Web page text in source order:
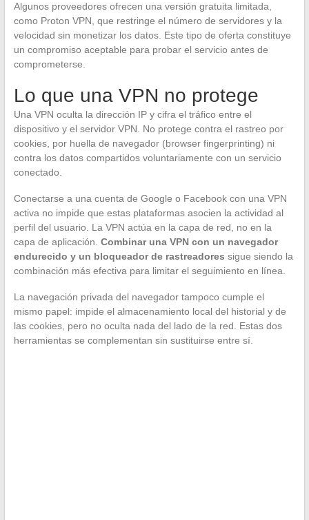
Algunos proveedores ofrecen una versión gratuita limitada,
como Proton VPN, que restringe el número de servidores y la
velocidad sin monetizar los datos. Este tipo de oferta constituye
un compromiso aceptable para probar el servicio antes de
comprometerse.
Lo que una VPN no protege
Una VPN oculta la dirección IP y cifra el tráfico entre el
dispositivo y el servidor VPN. No protege contra el rastreo por
cookies, por huella de navegador (browser fingerprinting) ni
contra los datos compartidos voluntariamente con un servicio
conectado.
Conectarse a una cuenta de Google o Facebook con una VPN
activa no impide que estas plataformas asocien la actividad al
perfil del usuario. La VPN actúa en la capa de red, no en la
capa de aplicación. Combinar una VPN con un navegador
endurecido y un bloqueador de rastreadores sigue siendo la
combinación más efectiva para limitar el seguimiento en línea.
La navegación privada del navegador tampoco cumple el
mismo papel: impide el almacenamiento local del historial y de
las cookies, pero no oculta nada del lado de la red. Estas dos
herramientas se complementan sin sustituirse entre sí.